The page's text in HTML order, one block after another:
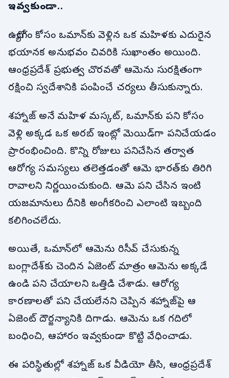
ఇవ్వకుండా..
ఉద్యోగం కోసం ఒమాన్‌కు వెళ్లిన ఒక మహిళకు ఎదురైన
భయానక అనుభవం చివరికి సుఖాంతం అయింది.
ఆంధ్రప్రదేశ్ ప్రభుత్వ చొరవతో ఆమెను సురక్షితంగా
రక్షించి స్వదేశానికి పంపించే చర్యలు తీసుకున్నారు.
శహ్నాజ్ అనే మహిళ మస్కట్, ఒమాన్‌కు పని కోసం
వెళ్లి అక్కడ ఒక అరబ్ ఇంట్లో మెయిడ్‌గా పనిచేయడం
ప్రారంభించింది. కొన్ని రోజులు పనిచేసిన తర్వాత
ఆరోగ్య సమస్యలు తలెత్తడంతో ఆమె భారత్‌కు తిరిగి
రావాలని నిర్ణయించుకుంది. ఆమె పని చేసిన ఇంటి
యజమానులు దీనికి అంగీకరించి ఎలాంటి ఇబ్బంది
కలిగించలేదు.
అయితే, ఒమాన్‌లో ఆమెను రిసీవ్ చేసుకున్న
బంగ్లాదేశ్‌కు చెందిన ఏజెంట్ మాత్రం ఆమెను అక్కడే
ఉండి పని చేయాలని ఒత్తిడి చేశాడు. ఆరోగ్య
కారణాలతో పని చేయలేనని చెప్పిన శహ్నాజ్‌పై ఆ
ఏజెంట్ దౌర్జన్యానికి దిగాడు. ఆమెను ఒక గదిలో
బంధించి, ఆహారం ఇవ్వకుండా కొట్టి వేధించాడు.
ఈ పరిస్థితుల్లో శహ్నాజ్ ఒక వీడియో తీసి, ఆంధ్రప్రదేశ్